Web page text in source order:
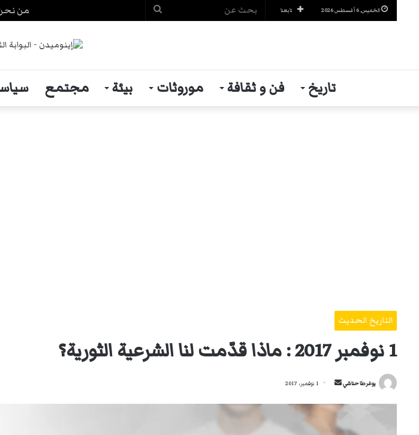
الخميس, 6 أغسطس 2026
بحث
تابعنا من
تاريخ فن و ثقافة موروثات بيئة مجتمع
التاريخ الحديث
1 نوفمبر 2017 : ماذا قدّمت لنا الشرعية الثورية؟
يوغرطا حناشي
أرسل
إلكترونيا
1 نوفمبر، 2017